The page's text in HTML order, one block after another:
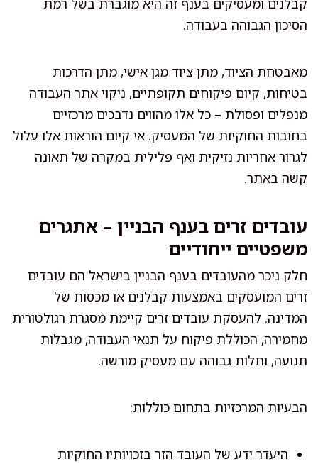
הסיכון הגבוהה בעבודה.
מאבטחת הציוד, מתן ציוד מגן אישי, מתן הדרכות
בטיחות, קיום פיקוחים תקופתיים, ניקוי אתר העבודה
מנפלים ופסולת – כל אלו מהווים נדבכים מרכזיים
בחובות החוקיות של המעסיק. אי קיום הוראות אלו עלול
לגרור אחריות נזיקית ואף פלילית במקרה של תאונה
קשה באתר.
עובדים זרים בענף הבניין – אתגרים
משפטיים ייחודיים
חלק ניכר מהעובדים בענף הבניין בישראל הם עובדים
זרים המועסקים באמצעות קבלנים או מכסות של
המדינה. להעסקת עובדים זרים קיימת מסגרת רגולטורית
מחמירה, הכוללת פיקוח על תנאי העבודה, מגבלות
תנועה, ותלות גבוהה עם מעסיק מורשה.
הבעיות המרכזיות בתחום כוללות:
היעדר ידע של העובד הזר בזכויותיו החוקיות